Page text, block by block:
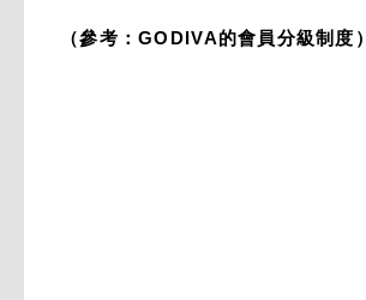
（參考：GODIVA的會員分級制度）